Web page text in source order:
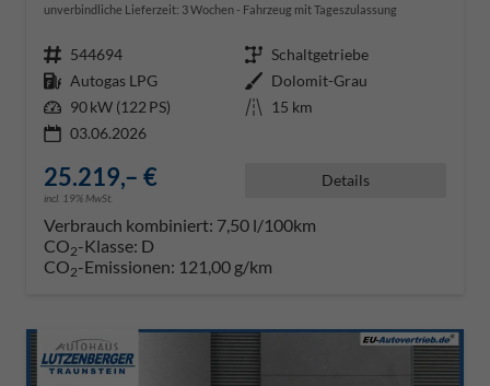
unverbindliche Lieferzeit: 3 Wochen Fahrzeug mit Tageszulassung
Fahrzeugnr. 544694 Getriebe Schaltgetriebe
Kraftstoff Autogas LPG Außenfarbe Dolomit-Grau
Leistung 90 kW (122 PS) Kilometerstand 15 km
03.06.2026
25.219,– €
incl. 19% MwSt.
Details
Verbrauch kombiniert: 7,50 l/100km
CO2-Klasse: D
CO2-Emissionen: 121,00 g/km